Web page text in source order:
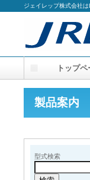
ジェイレップ株式会社
製品案内
型式検索
トップ